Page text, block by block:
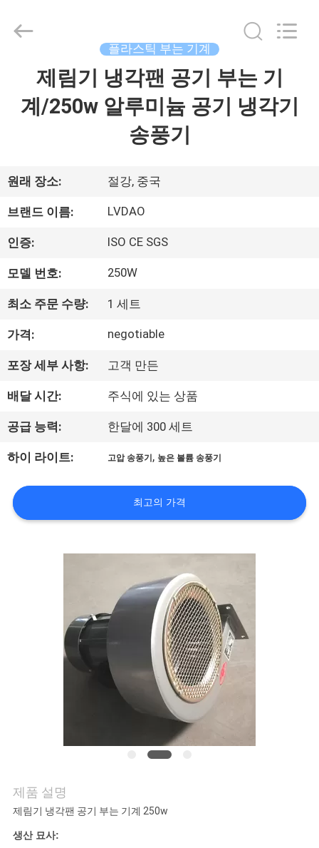
우
리
에
여
공
장
여
행
요
뉴
RUBBER
MACHINERY
Developed
플라스틱 부는 기계
제림기 냉각팬 공기 부는 기
계/250w 알루미늄 공기 냉각기
송풍기
원래 장소: 절강, 중국
브랜드 이름: LVDAO
인증: ISO CE SGS
모델 번호: 250W
최소 주문 수량: 1 세트
가격: negotiable
포장 세부 사항: 고객 만든
배달 시간: 주식에 있는 상품
공급 능력: 한달에 300 세트
하이 라이트: 고압 송풍기 , 높은 볼륨 송풍기
최고의 가격
제품 설명
제림기 냉각팬 공기 부는 기계 250w
생산 묘사: